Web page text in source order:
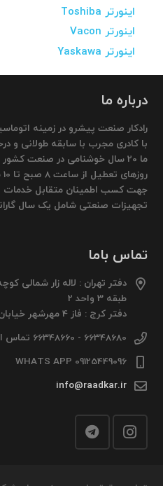
اینورتر Toshiba
اینورتر Vacon
اینورتر Yaskawa
درباره ما
رادکار صنعت پیشرو در زمینه
با کادری مجرب با سابقه طولانی
ما 20 سال خوشنامی در صنعت
جهت کسب اطمینان متقابل خدمات
تجهیزات صنعتی شامل یک سال
تماس باما
دفتر تهران : لاله زار شمالی
طبقه 3 واحد 2
دفتر کرج : فاز 4 مهرشهر خیابان 411 شرقی پلاک 114 واحد 1
66348680 - 66348660 تماس از 8 صبح تا 6 شب
09125449096 WHATS APP
info@raadkar.ir